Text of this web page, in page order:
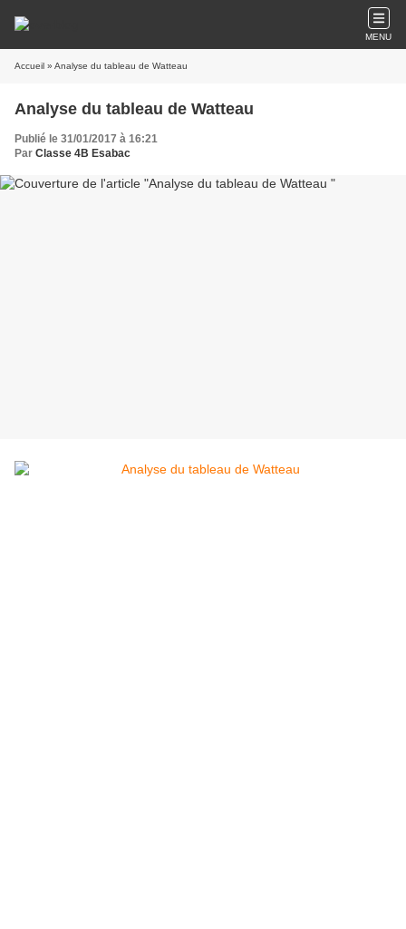
MENU
Accueil » Analyse du tableau de Watteau
Analyse du tableau de Watteau
Publié le 31/01/2017 à 16:21
Par Classe 4B Esabac